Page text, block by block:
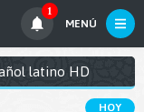
1
MENÚ
latino HD
HOY